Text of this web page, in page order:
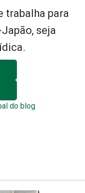
trabalha para
seja
do blog